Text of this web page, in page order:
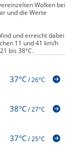
Wolken bei
und die Werte
und erreicht dabei
11 und 41 km/h
bis 38°C.
37°C/26°C
38°C/27°C
37°C/25°C